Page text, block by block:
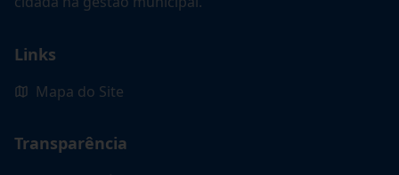
Links
Mapa do Site
Transparência